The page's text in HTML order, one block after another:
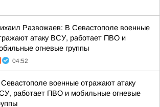
Развожаев: В Севастополе военные
атаку ВСУ, работает ПВО и
огневые группы
04:52
военные отражают атаку
работает ПВО и мобильные огневые